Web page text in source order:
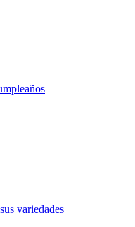
variedades